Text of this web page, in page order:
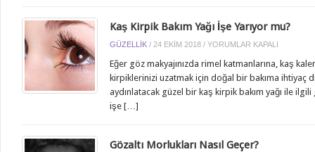
Kaş Kirpik Bakım Yağı İşe Yarıyor mu?
GÜZELLIK / 24 EKIM 2018 / KAŞ
YAĞI
İŞE
IÇIN
YORUMLAR KAPALI
Eğer göz makyajınızda rimel katmanlarına, kaş
kirpiklerinizi uzatmak için doğal bir bakıma ihtiyaç
aydınlatacak güzel bir kaş kirpik bakım yağı ile
işe […]
Gözaltı Morlukları Nasıl Geçer?